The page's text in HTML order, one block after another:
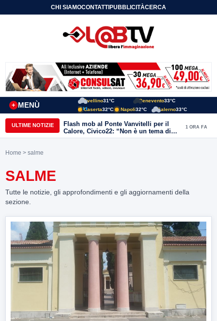
CHI SIAMOCONTATTIPUBBLICITÀCERCA
MENÙ
+
Avellino31°C Benevento33°C
Caserta32°C Napoli32°C Salerno33°C
ULTIME NOTIZIE
Flash mob al Ponte Vanvitelli per il
Calore, Civico22: “Non è un tema di
quartiere, riguarda tutta Benevento”
1 ORA FA
Home > salme
SALME
Tutte le notizie, gli approfondimenti e gli aggiornamenti della
sezione.